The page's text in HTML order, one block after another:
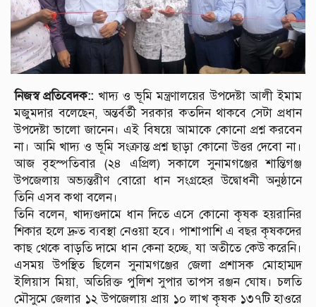
নিজস্ব প্রতিবেদক:: খাদ্য ও ভূমি মন্ত্রণালয়ের উপদেষ্টা আলী ইমাম
মজুমদার বলেছেন, অন্তর্বর্তী সরকার কতদিন থাকবে সেটা প্রধান
উপদেষ্টা ভালো জানেন। এই বিষয়ে আমাকে কোনো প্রশ্ন করবেন
না। আমি খাদ্য ও ভূমি সংক্রান্ত প্রশ্ন ছাড়া কোনো উত্তর দেবো না।
আজ বৃহস্পতিবার (২৪ এপ্রিল) সকালে সুনামগঞ্জের শান্তিগঞ্জ
উপজেলায় অভ্যন্তরীণ বোরো ধান সংগ্রহের উদ্বোধনী অনুষ্ঠানে
তিনি এসব কথা বলেন।
তিনি বলেন, খাদ্যগুদামে ধান দিতে এসে কোনো কৃষক হয়রানির
শিকার হলে দ্রুত ব্যবস্থা নেওয়া হবে। পাশাপাশি এ বছর কৃষকদের
কাছ থেকে বাড়তি দামে ধান কেনা হচ্ছে, যা অতীতে কেউ করেনি।
এসময় উপস্থিত ছিলেন সুনামগঞ্জের জেলা প্রশাসক মোহাম্মদ
ইলিয়াস মিয়া, অতিরিক্ত পুলিশ সুপার তাপস রঞ্জন ঘোষ। চলতি
মৌসুমে জেলার ১২ উপজেলায় প্রায় ১০ লাখ কৃষক ১৩৭টি হাওরে